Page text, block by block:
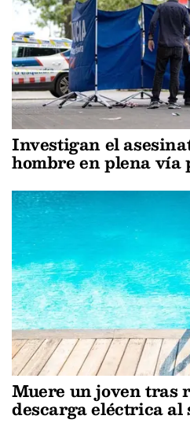
Investigan el
hombre en plena vía
Muere un joven tras
descarga eléctrica